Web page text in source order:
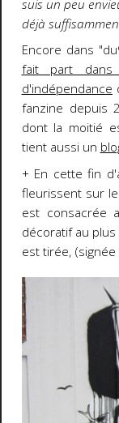
suis un peu
déjà
Encore dans
fait part dans
d'indépendance
fanzine depuis
dont la moitié
tient aussi un
+ En cette fin
fleurissent sur
est consacrée
décoratif au
est tirée,